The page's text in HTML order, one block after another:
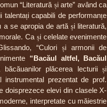
“Literatură și arte” având ca
talentați capabili de performanțe
a se apropia de artăși literatură,
Ca și celelate evenimente
“Culori și armonii de
“Bacăul altfel, Bacăul
băcăuanilor plăcerea lecturiiși
instrumental prezentat de prof.
doisprezece elevi din clasele X-
interpretate cu măiestrie